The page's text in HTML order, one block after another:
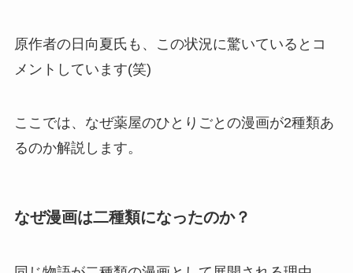
原作者の日向夏氏も、この状況に驚いているとコ
メントしています(笑)
ここでは、なぜ薬屋のひとりごとの漫画が2種類あ
るのか解説します。
なぜ漫画は二種類になったのか？